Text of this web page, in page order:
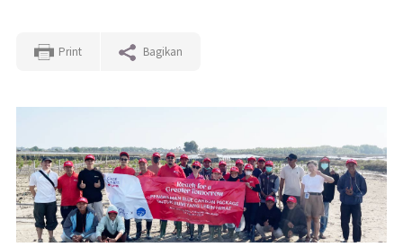
Print Bagikan